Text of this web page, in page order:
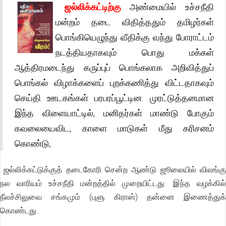
ஜல்லிக்கட்டிற்குஅண்மையில் உச்சநீதி
மன்றம் தடை விதித்ததும் தமிழர்கள்
பொங்கியெழுந்து வீதிக்கு வந்து போராட்டம்
நடத்தியதாகவும் பொது மக்கள்
ஆத்திரமடைந்து கருப்புப் பொங்கலாக அறிவித்துப்
பொங்கல் விழாக்களைப் புறக்கணித்து விட்டதாகவும்
செய்தி ஊடகங்கள் பரபரப்பூட்டின. முரட்டுத்தனமான
இந்த விளையாட்டில், மனிதர்கள் மாண்டு போகும்
கவலையைவிட, காளை மாடுகள் மீது கரிசனம்
கொண்டு,
ஜல்லிக்கட்டுக்குத் தடைகோரி சென்ற ஆண்டு ஜூலையில் விலங்கு
நல வாரியம் உச்சநீதி மன்றத்தில் முறையிட்டது. இந்த வழக்கில்
நீலச்சிலுவை சங்கமும் (புளு கிராஸ்) தன்னை இணைத்துக்
கொண்டது.